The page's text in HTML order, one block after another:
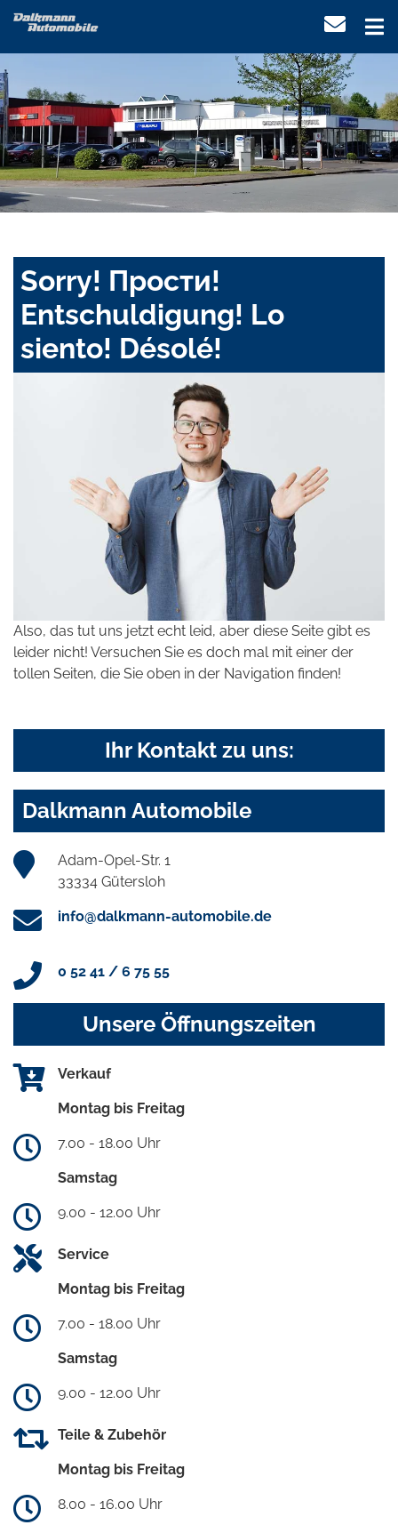
Sorry! Прости!
Entschuldigung! Lo
siento! Désolé!
Also, das tut uns jetzt echt leid, aber diese Seite gibt es
leider nicht! Versuchen Sie es doch mal mit einer der
tollen Seiten, die Sie oben in der Navigation finden!
Ihr Kontakt zu uns:
Dalkmann Automobile
Adam-Opel-Str. 1
33334 Gütersloh
info@dalkmann-automobile.de
0 52 41 / 6 75 55
Unsere Öffnungszeiten
Verkauf
Montag bis Freitag
7.00 - 18.00 Uhr
Samstag
9.00 - 12.00 Uhr
Service
Montag bis Freitag
7.00 - 18.00 Uhr
Samstag
9.00 - 12.00 Uhr
Teile & Zubehör
Montag bis Freitag
8.00 - 16.00 Uhr